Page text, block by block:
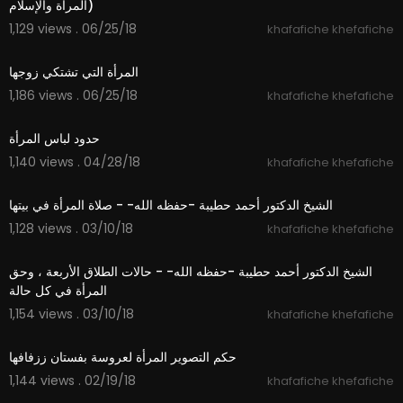
المرأة والإسلام)
1,129 views . 06/25/18
khafafiche khefafiche
المرأة التي تشتكي زوجها
1,186 views . 06/25/18
khafafiche khefafiche
حدود لباس المرأة
1,140 views . 04/28/18
khafafiche khefafiche
الشيخ الدكتور أحمد حطيبة -حفظه الله- - صلاة المرأة في بيتها
1,128 views . 03/10/18
khafafiche khefafiche
الشيخ الدكتور أحمد حطيبة -حفظه الله- - حالات الطلاق الأربعة ، وحق
المرأة في كل حالة
1,154 views . 03/10/18
khafafiche khefafiche
حكم التصوير المرأة لعروسة بفستان ززفافها
1,144 views . 02/19/18
khafafiche khefafiche